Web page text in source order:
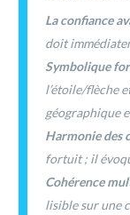
La confiance
doit
Symbolique
l’étoile/flèche
géographique
Harmonie des
fortuit ; il
Cohérence
lisible sur une